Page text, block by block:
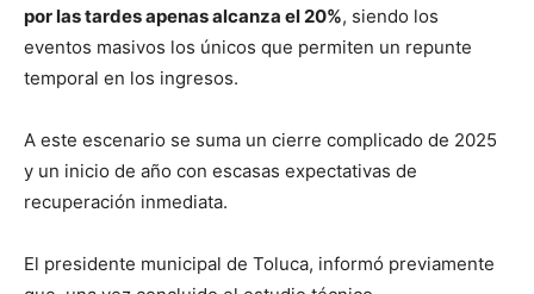
por las tardes apenas alcanza el 20%, siendo los
eventos masivos los únicos que permiten un repunte
temporal en los ingresos.
A este escenario se suma un cierre complicado de 2025
y un inicio de año con escasas expectativas de
recuperación inmediata.
El presidente municipal de Toluca, informó previamente